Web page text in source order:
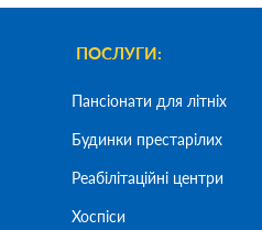
ПОСЛУГИ:
Пансіонати для літніх
Будинки престарілих
Реабілітаційні центри
Хоспіси